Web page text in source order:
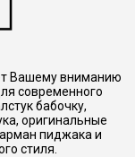
Вашему вниманию
современного
бабочку,
оригинальные
пиджака и
стиля.